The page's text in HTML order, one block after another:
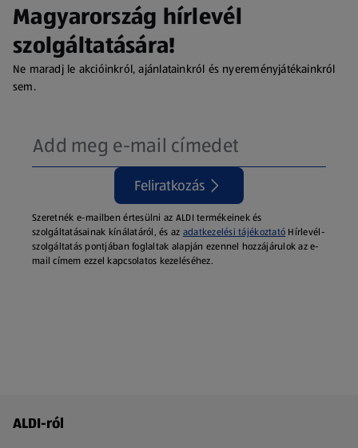
Magyarország hírlevél
szolgáltatására!
Ne maradj le akcióinkról, ajánlatainkról és nyereményjátékainkról
sem.
Feliratkozás
Szeretnék e-mailben értesülni az ALDI termékeinek és
szolgáltatásainak kínálatáról, és az adatkezelési tájékoztató Hírlevél-
szolgáltatás pontjában foglaltak alapján ezennel hozzájárulok az e-
mail címem ezzel kapcsolatos kezeléséhez.
Láblécmenü - további linkek
ALDI-ról